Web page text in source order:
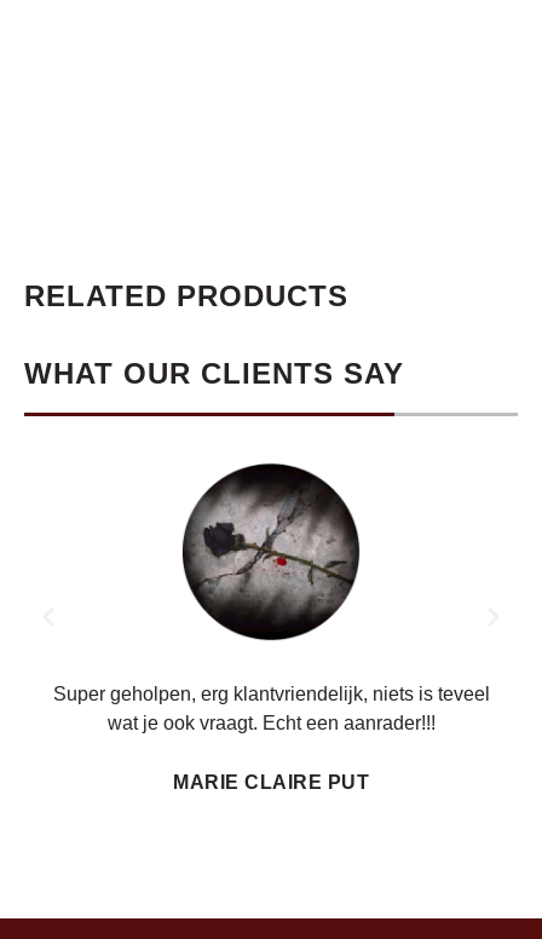
RELATED PRODUCTS
WHAT OUR CLIENTS SAY
Super geholpen, erg klantvriendelijk, niets is teveel
wat je ook vraagt. Echt een aanrader!!!
MARIE CLAIRE PUT